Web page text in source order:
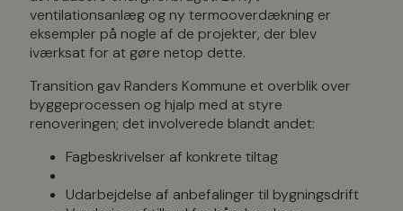
ventilationsanlæg og ny termooverdækning er
eksempler på nogle af de projekter, der blev
iværksat for at gøre netop dette.
Transition gav Randers Kommune et overblik over
byggeprocessen og hjalp med at styre
renoveringen; det involverede blandt andet:
Fagbeskrivelser af konkrete tiltag
Udarbejdelse af anbefalinger til bygningsdrift